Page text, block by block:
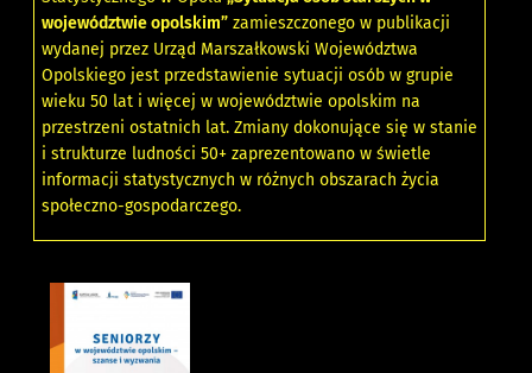
województwie opolskim” zamieszczonego w publikacji
wydanej przez Urząd Marszałkowski Województwa
Opolskiego jest przedstawienie sytuacji osób w grupie
wieku 50 lat i więcej w województwie opolskim na
przestrzeni ostatnich lat. Zmiany dokonujące się w stanie
i strukturze ludności 50+ zaprezentowano w świetle
informacji statystycznych w różnych obszarach życia
społeczno-gospodarczego.